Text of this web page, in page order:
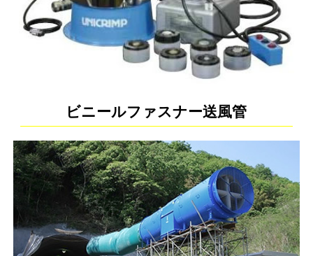
ビニールファスナー送風管